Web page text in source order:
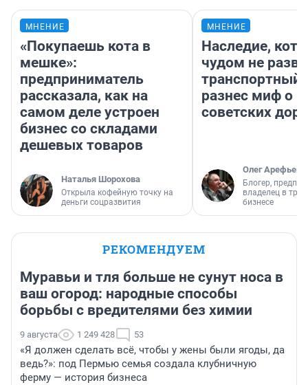
МНЕНИЕ
«Покупаешь кота в
мешке»:
предприниматель
рассказала, как на
самом деле устроен
бизнес со складами
дешевых товаров
Наталья Шорохова
Открыла кофейную точку на
деньги соцразвития
МНЕНИЕ
Наследие,
чудом не
транспортный
разнес миф о
советских
Олег Арефьев
Блогер,
владелец в
бизнесе
РЕКОМЕНДУЕМ
Муравьи и тля больше не сунут носа в
ваш огород: народные способы
борьбы с вредителями без химии
9 августа 1 249 428 53
«Я должен сделать всё, чтобы у жены были ягоды, да
ведь?»: под Пермью семья создала клубничную
ферму — история бизнеса